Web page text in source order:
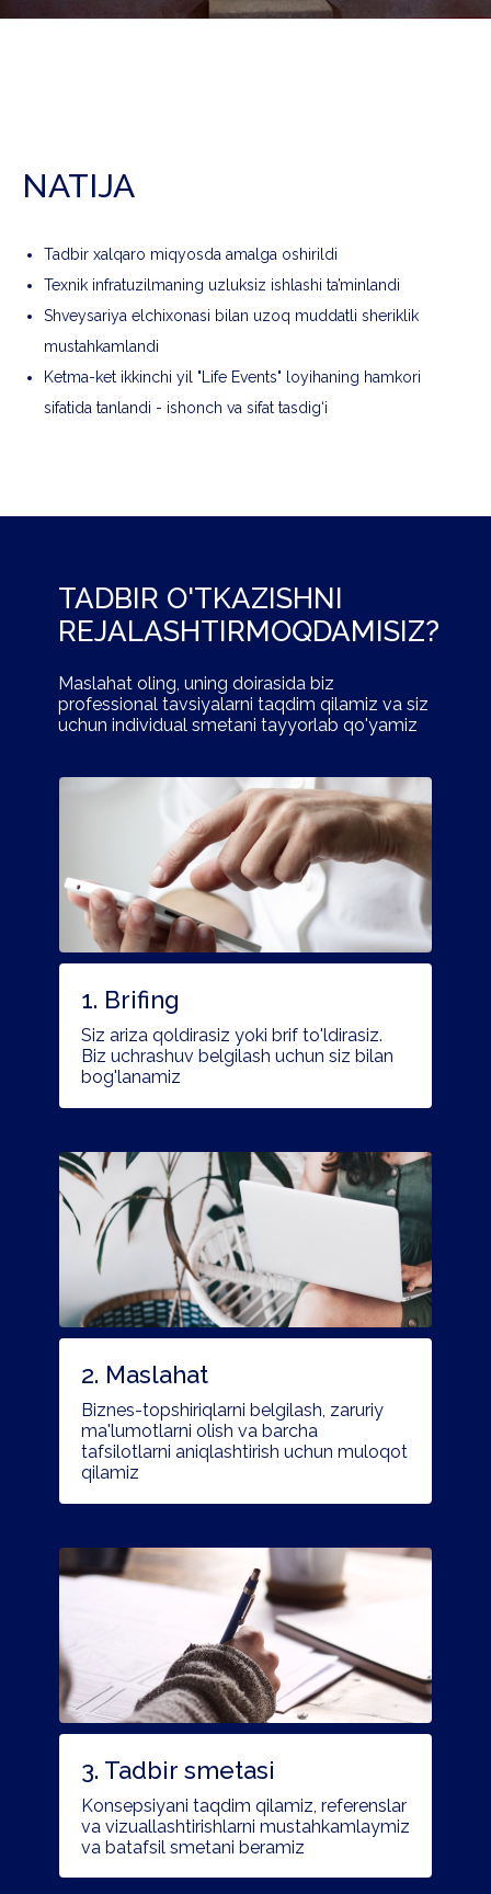
NATIJA
Tadbir xalqaro miqyosda amalga oshirildi
Texnik infratuzilmaning uzluksiz ishlashi ta’minlandi
Shveysariya elchixonasi bilan uzoq muddatli sheriklik
mustahkamlandi
Ketma-ket ikkinchi yil "Life Events" loyihaning hamkori
sifatida tanlandi - ishonch va sifat tasdig‘i
TADBIR O'TKAZISHNI
REJALASHTIRMOQDAMISIZ?
Maslahat oling, uning doirasida biz
professional tavsiyalarni taqdim qilamiz va siz
uchun individual smetani tayyorlab qo'yamiz
Siz ariza qoldirasiz yoki brif to'ldirasiz.
Biz uchrashuv belgilash uchun siz bilan
bog'lanamiz
Biznes-topshiriqlarni belgilash, zaruriy
ma'lumotlarni olish va barcha
tafsilotlarni aniqlashtirish uchun muloqot
qilamiz
Konsepsiyani taqdim qilamiz, referenslar
va vizuallashtirishlarni mustahkamlaymiz
va batafsil smetani beramiz
1. Brifing
2. Maslahat
3. Tadbir smetasi